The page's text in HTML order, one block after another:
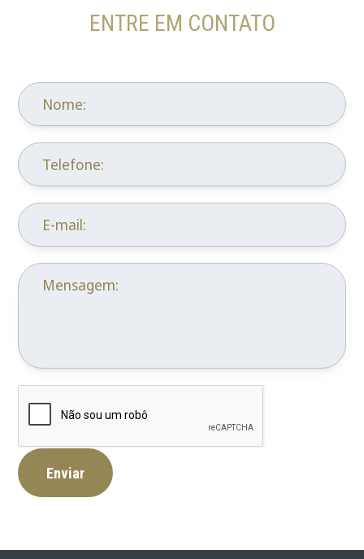
ENTRE EM CONTATO
Nome:
Telefone:
E-mail:
Mensagem:
Enviar